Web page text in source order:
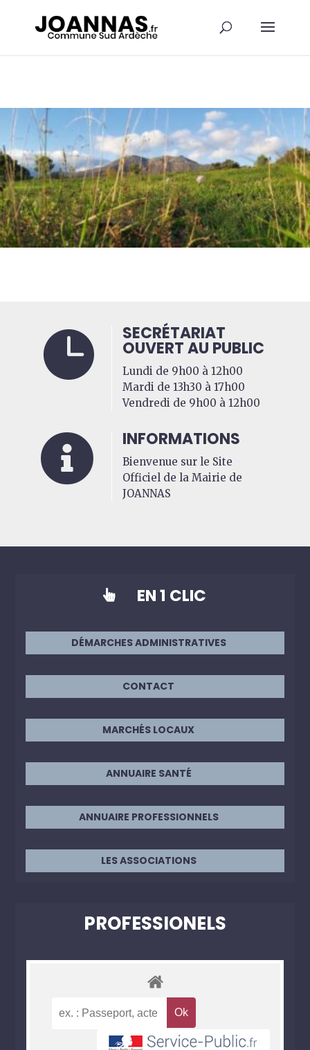
 SECRÉTARIAT
OUVERT AU PUBLIC
Lundi de 9h00 à 12h00
Mardi de 13h30 à 17h00
Vendredi de 9h00 à 12h00
 INFORMATIONS
Bienvenue sur le Site
Officiel de la Mairie de
JOANNAS
 EN 1 CLIC
DÉMARCHES ADMINISTRATIVES
CONTACT
MARCHÉS LOCAUX
ANNUAIRE SANTÉ
ANNUAIRE PROFESSIONNELS
LES ASSOCIATIONS
PROFESSIONELS